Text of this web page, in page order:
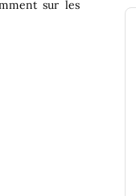
sur les